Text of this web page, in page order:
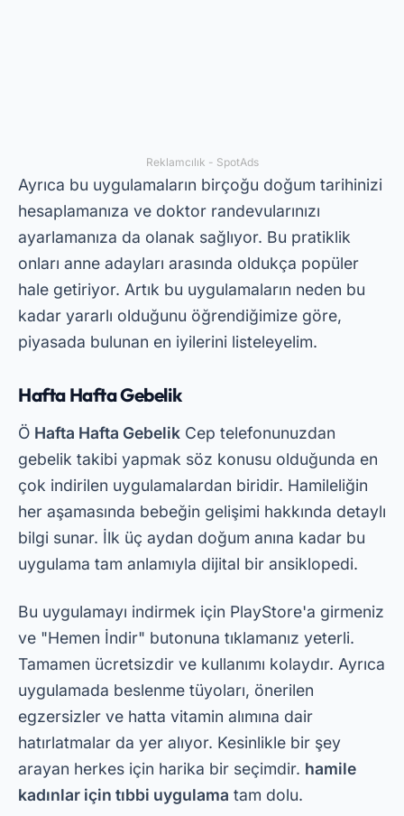
Hafta Hafta Gebelik
ÖHafta Hafta GebelikCep telefonunuzdan
gebelik takibi yapmak söz konusu olduğunda en
çok indirilen uygulamalardan biridir. Hamileliğin
her aşamasında bebeğin gelişimi hakkında detaylı
bilgi sunar. İlk üç aydan doğum anına kadar bu
uygulama tam anlamıyla dijital bir ansiklopedi.
Bu uygulamayı indirmek için PlayStore'a girmeniz
Tamamen ücretsizdir ve kullanımı kolaydır. Ayrıca
uygulamada beslenme tüyoları, önerilen
egzersizler ve hatta vitamin alımına dair
hatırlatmalar da yer alıyor. Kesinlikle bir şey
arayan herkes için harika bir seçimdir.hamile
kadınlar için tıbbi uygulamatam dolu.
Bebek Merkezi
BabyCenter, aralarında ünlü bir diğer isimdir.en
iyi hamilelik uygulamaları. Annenin vücudundaki
her türlü değişimi ve bebeğin gelişimini takip
edebilmenizi sağlayan online hamilelik takvimi
sunuyor. Ayrıca uygulamada uzmanlar tarafından
yazılmış makaleler ve diğer hamile kadınlarla